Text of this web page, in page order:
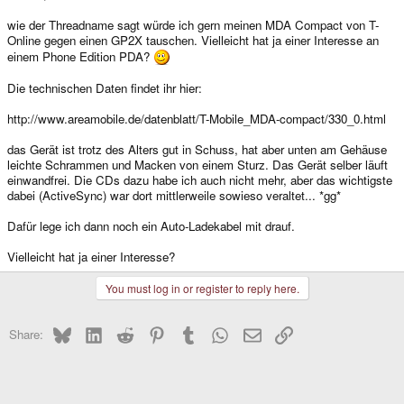
wie der Threadname sagt würde ich gern meinen MDA Compact von T-
Online gegen einen GP2X tauschen. Vielleicht hat ja einer Interesse an
einem Phone Edition PDA?
Die technischen Daten findet ihr hier:
http://www.areamobile.de/datenblatt/T-Mobile_MDA-compact/330_0.html
das Gerät ist trotz des Alters gut in Schuss, hat aber unten am Gehäuse
leichte Schrammen und Macken von einem Sturz. Das Gerät selber läuft
einwandfrei. Die CDs dazu habe ich auch nicht mehr, aber das wichtigste
dabei (ActiveSync) war dort mittlerweile sowieso veraltet... *gg*
Dafür lege ich dann noch ein Auto-Ladekabel mit drauf.
Vielleicht hat ja einer Interesse?
You must log in or register to reply here.
Share: BlueskyLinkedInReddit PinterestTumblr WhatsApp
EmailLink